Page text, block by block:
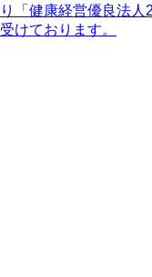
り「健康経営優良法
受けております。